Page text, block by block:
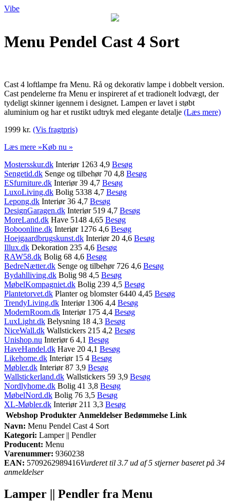
Vibe
Menu Pendel Cast 4 Sort
Cast 4 loftlampe fra Menu. Rå og dekorativ lampe i dobbelt version.
Cast pendelerne fra Menu er inspireret af et tradionelt lodvægt, der
tydeligt skinner igennem i designet. Lampen er lavet i støbt
aluminium og har et rustikt udtryk med elegante detalje (Læs mere)
1999 kr. (Vis fragtpris)
Læs mere »Køb nu »
Mostersskur.dk Interiør 1263 4,9 Besøg
Sengetid.dk Senge og tilbehør 70 4,8 Besøg
ESfurniture.dk Interiør 39 4,7 Besøg
LuxoLiving.dk Bolig 5338 4,7 Besøg
Lepong.dk Interiør 36 4,7 Besøg
DesignGaragen.dk Interiør 519 4,7 Besøg
MoreLand.dk Have 5148 4,65 Besøg
Boboonline.dk Interiør 1276 4,6 Besøg
Hoejgaardbrugskunst.dk Interiør 20 4,6 Besøg
Illux.dk Dekoration 235 4,6 Besøg
RAW58.dk Bolig 68 4,6 Besøg
BedreNætter.dk Senge og tilbehør 726 4,6 Besøg
Bydahlliving.dk Bolig 98 4,5 Besøg
MøbelKompagniet.dk Bolig 239 4,5 Besøg
Plantetorvet.dk Planter og blomster 6440 4,45 Besøg
TrendyLiving.dk Interiør 1306 4,4 Besøg
ModernRoom.dk Interiør 175 4,4 Besøg
LuxLight.dk Belysning 18 4,3 Besøg
NiceWall.dk Wallstickers 215 4,2 Besøg
Unishop.nu Interiør 6 4,1 Besøg
HaveHandel.dk Have 20 4,1 Besøg
Likehome.dk Interiør 15 4 Besøg
Møbler.dk Interiør 87 3,9 Besøg
Wallstickerland.dk Wallstickers 59 3,9 Besøg
Nordlyhome.dk Bolig 41 3,8 Besøg
MøbelNord.dk Bolig 76 3,5 Besøg
XL-Møbler.dk Interiør 211 3,3 Besøg
Webshop Produkter Anmeldelser Bedømmelse Link
Navn: Menu Pendel Cast 4 Sort
Kategori: Lamper || Pendler
Producent: Menu
Varenummer: 9360238
EAN: 5709262989416Vurderet til 3.7 ud af 5 stjerner baseret på 34
anmeldelser
Lamper || Pendler fra Menu